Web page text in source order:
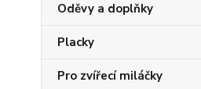
Oděvy a doplňky
Placky
Pro zvířecí miláčky